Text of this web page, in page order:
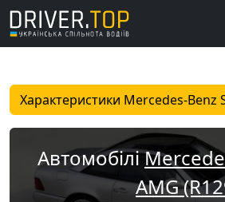
Характеристики Mercedes-Benz
Автомобілі
AMG